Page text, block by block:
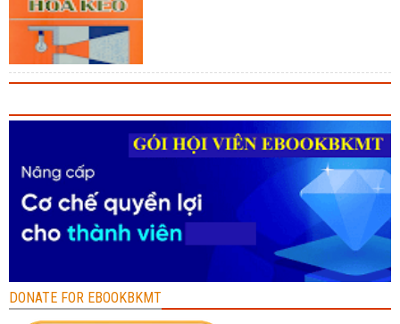
DONATE FOR EBOOKBKMT